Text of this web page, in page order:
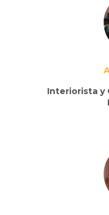
Interiorista y